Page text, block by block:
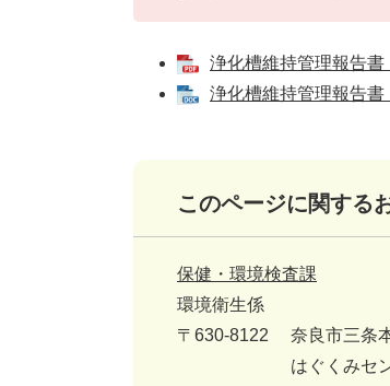
浄化槽維持管理報告
浄化槽維持管理報告
このページに関する
保健・環境検査課
環境衛生係
〒630-8122
奈良市三条
はぐくみセ